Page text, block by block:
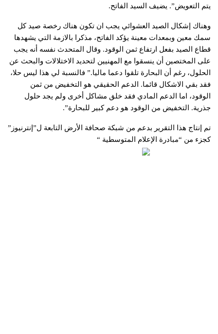
يتم التعويض”. يضيف السيد الفاتح.
وهناك إشكال الصيد العشوائي يجب ان تكون هناك رخصة صيد كل
سمك معين وبمعدات معينة يؤكد الفاتح، مذكرا بالازمة التي يشهدها
قطاع الصيد بفعل ارتفاع ثمن الوقود. وقال المتحدث نفسه أنه يجب
على المختصين أن ينسقوا مع المهنيين لتحديد الاختلالات والبحث عن
الحلول، رغم أن البحارة تلقوا دعما ماليا.” فالنسبة لي هذا ليس حلا،
فقد بقي الاشكال قائما. الدعم الحقيقي هو التخفيض من ثمن
الوقود، اما الدعم المادي فقد خلق مشاكل أخرى ولم يجد حلول
جذرية. التخفيض من الوقود هو دعم كبير للبحارة”.
تم إنتاج هذا التقرير بدعم من شبكة صحافة الأرض التابعة ل”إنترنيوز”
كجزء من “مبادرة الإعلام المتوسطية “